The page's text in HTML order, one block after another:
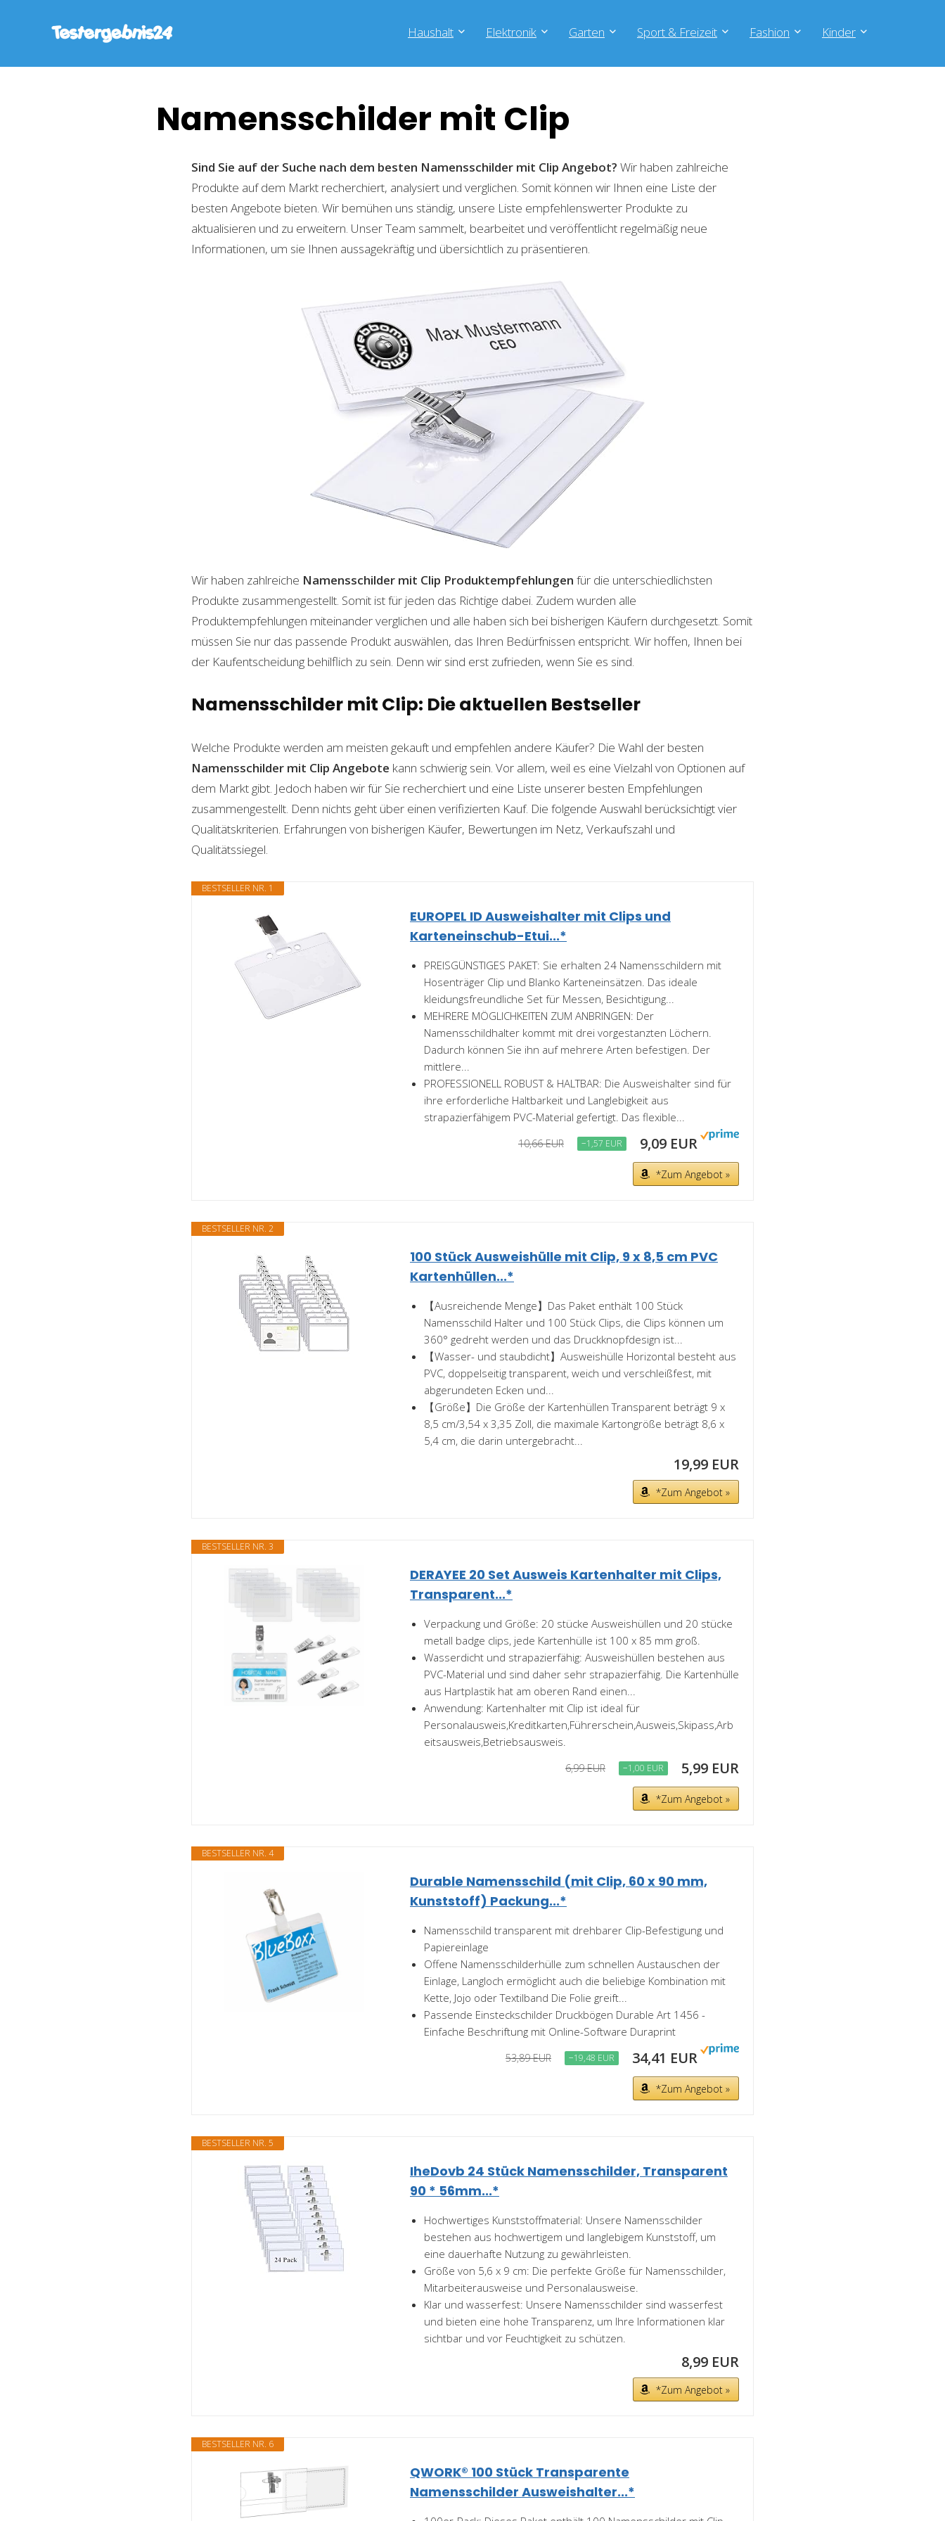
Haushalt Elektronik Garten Sport & Freizeit Fashion Kinder
Namensschilder mit Clip
Sind Sie auf der Suche nach dem besten Namensschilder mit Clip Angebot? Wir haben zahlreiche
Produkte auf dem Markt recherchiert, analysiert und verglichen. Somit können wir Ihnen eine Liste der
besten Angebote bieten. Wir bemühen uns ständig, unsere Liste empfehlenswerter Produkte zu
aktualisieren und zu erweitern. Unser Team sammelt, bearbeitet und veröffentlicht regelmäßig neue
Informationen, um sie Ihnen aussagekräftig und übersichtlich zu präsentieren.
Wir haben zahlreiche Namensschilder mit Clip Produktempfehlungen für die unterschiedlichsten
Produkte zusammengestellt. Somit ist für jeden das Richtige dabei. Zudem wurden alle
Produktempfehlungen miteinander verglichen und alle haben sich bei bisherigen Käufern durchgesetzt. Somit
müssen Sie nur das passende Produkt auswählen, das Ihren Bedürfnissen entspricht. Wir hoffen, Ihnen bei
der Kaufentscheidung behilflich zu sein. Denn wir sind erst zufrieden, wenn Sie es sind.
Namensschilder mit Clip: Die aktuellen Bestseller
Welche Produkte werden am meisten gekauft und empfehlen andere Käufer? Die Wahl der besten
Namensschilder mit Clip Angebote kann schwierig sein. Vor allem, weil es eine Vielzahl von Optionen auf
dem Markt gibt. Jedoch haben wir für Sie recherchiert und eine Liste unserer besten Empfehlungen
zusammengestellt. Denn nichts geht über einen verifizierten Kauf. Die folgende Auswahl berücksichtigt vier
Qualitätskriterien. Erfahrungen von bisherigen Käufer, Bewertungen im Netz, Verkaufszahl und
Qualitätssiegel.
BESTSELLER NR. 1
EUROPEL ID Ausweishalter mit Clips und
Karteneinschub-Etui...*
PREISGÜNSTIGES PAKET: Sie erhalten 24 Namensschildern mit
Hosenträger Clip und Blanko Karteneinsätzen. Das ideale
kleidungsfreundliche Set für Messen, Besichtigung...
MEHRERE MÖGLICHKEITEN ZUM ANBRINGEN: Der
Namensschildhalter kommt mit drei vorgestanzten Löchern.
Dadurch können Sie ihn auf mehrere Arten befestigen. Der
mittlere...
PROFESSIONELL ROBUST & HALTBAR: Die Ausweishalter sind für
ihre erforderliche Haltbarkeit und Langlebigkeit aus
strapazierfähigem PVC-Material gefertigt. Das flexible...
10,66 EUR −1,57 EUR 9,09 EUR
*Zum Angebot »
BESTSELLER NR. 2
100 Stück Ausweishülle mit Clip, 9 x 8,5 cm PVC
Kartenhüllen...*
【Ausreichende Menge】Das Paket enthält 100 Stück
Namensschild Halter und 100 Stück Clips, die Clips können um
360° gedreht werden und das Druckknopfdesign ist...
【Wasser- und staubdicht】Ausweishülle Horizontal besteht aus
PVC, doppelseitig transparent, weich und verschleißfest, mit
abgerundeten Ecken und...
【Größe】Die Größe der Kartenhüllen Transparent beträgt 9 x
8,5 cm/3,54 x 3,35 Zoll, die maximale Kartongröße beträgt 8,6 x
5,4 cm, die darin untergebracht...
19,99 EUR
*Zum Angebot »
BESTSELLER NR. 3
DERAYEE 20 Set Ausweis Kartenhalter mit Clips,
Transparent...*
Verpackung und Größe: 20 stücke Ausweishüllen und 20 stücke
metall badge clips, jede Kartenhülle ist 100 x 85 mm groß.
Wasserdicht und strapazierfähig: Ausweishüllen bestehen aus
PVC-Material und sind daher sehr strapazierfähig. Die Kartenhülle
aus Hartplastik hat am oberen Rand einen...
Anwendung: Kartenhalter mit Clip ist ideal für
Personalausweis,Kreditkarten,Führerschein,Ausweis,Skipass,Arb
eitsausweis,Betriebsausweis.
6,99 EUR −1,00 EUR 5,99 EUR
*Zum Angebot »
BESTSELLER NR. 4
Durable Namensschild (mit Clip, 60 x 90 mm,
Kunststoff) Packung...*
Namensschild transparent mit drehbarer Clip-Befestigung und
Papiereinlage
Offene Namensschilderhülle zum schnellen Austauschen der
Einlage, Langloch ermöglicht auch die beliebige Kombination mit
Kette, Jojo oder Textilband Die Folie greift...
Passende Einsteckschilder Druckbögen Durable Art 1456 -
Einfache Beschriftung mit Online-Software Duraprint
53,89 EUR −19,48 EUR 34,41 EUR
*Zum Angebot »
BESTSELLER NR. 5
IheDovb 24 Stück Namensschilder, Transparent
90 * 56mm...*
Hochwertiges Kunststoffmaterial: Unsere Namensschilder
bestehen aus hochwertigem und langlebigem Kunststoff, um
eine dauerhafte Nutzung zu gewährleisten.
Größe von 5,6 x 9 cm: Die perfekte Größe für Namensschilder,
Mitarbeiterausweise und Personalausweise.
Klar und wasserfest: Unsere Namensschilder sind wasserfest
und bieten eine hohe Transparenz, um Ihre Informationen klar
sichtbar und vor Feuchtigkeit zu schützen.
8,99 EUR
*Zum Angebot »
BESTSELLER NR. 6
QWORK® 100 Stück Transparente
Namensschilder Ausweishalter...*